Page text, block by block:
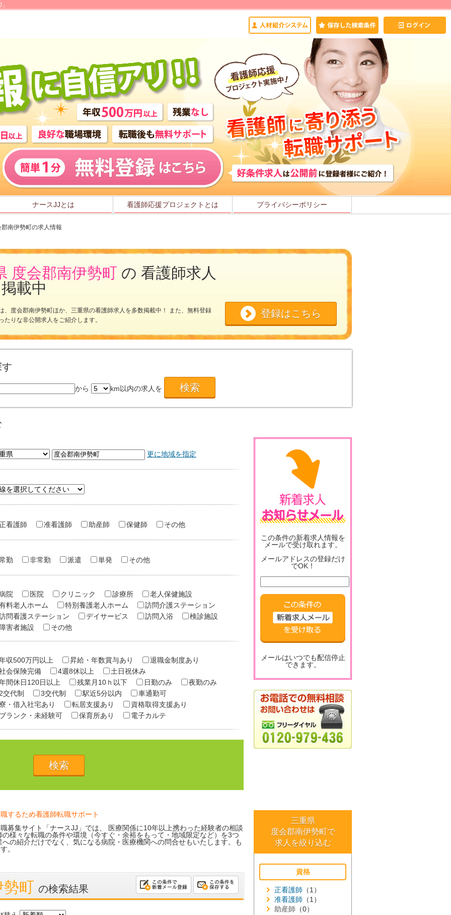
ナースJJとは 看護師応援プロジェクトとは プライバシーポリシー
郡南伊勢町の求人情報
度会郡南伊勢町 の 看護師求人
載中
、度会郡南伊勢町ほか、三重県の看護師求人を多数掲載中！ また、無料登録
たりな非公開求人をご紹介します。
登録はこちら
から km以内の求人を
更に地域を指定
看護師 准看護師 助産師 保健師 その他
勤 非常勤 派遣 単発 その他
院 医院 クリニック 診療所
老人保健施設
料老人ホーム
特別養護老人ホーム
訪問介護ステーション
問看護ステーション
デイサービス 訪問入浴
検診施設
害者施設
その他
収500万円以上 昇給・年数賞与あり
退職金制度あり
会保険完備
4週8休以上
土日祝休み
間休日120日以上
残業月10ｈ以下 日勤のみ
夜勤のみ
交代制
3交代制 駅近5分以内
車通勤可
・借入社宅あり
転居支援あり
資格取得支援あり
ランク・未経験可
保育所あり 電子カルテ
この条件の新着求人情報を
メールで受け取れます。
メールアドレスの登録だけ
でOK！
メールはいつでも配信停止
できます。
するため看護師転職サポート
募集サイト「ナースJJ」では、 医療関係に10年以上携わった経験者の相談
様々な転職の条件や環境（今すぐ・余裕をもって・地域限定など）を3つ
の紹介だけでなく、気になる病院・医療機関への問合せもいたします。も
。
勢町 の検索結果
三重県
度会郡南伊勢町で
求人を絞り込む
資格
正看護師 （1）
准看護師 （1）
助産師 （0）